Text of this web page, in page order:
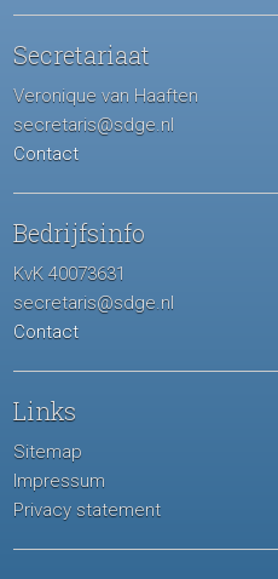
Secretariaat
Veronique van Haaften
secretaris@sdge.nl
Contact
Bedrijfsinfo
KvK 40073631
secretaris@sdge.nl
Contact
Links
Sitemap
Impressum
Privacy statement